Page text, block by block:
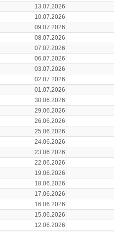
13.07.2026
10.07.2026
09.07.2026
08.07.2026
07.07.2026
06.07.2026
03.07.2026
02.07.2026
01.07.2026
30.06.2026
29.06.2026
26.06.2026
25.06.2026
24.06.2026
23.06.2026
22.06.2026
19.06.2026
18.06.2026
17.06.2026
16.06.2026
15.06.2026
12.06.2026